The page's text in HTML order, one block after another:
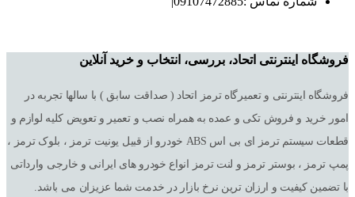
فروشگاه اینترنتی اتحاد، بررسی، انتخاب و خرید آنلاین
فروشگاه اینترنتی و تعمیرگاه ترمز اتحاد ( صداقت سابق ) با سالها تجربه در
امور خرید و فروش تکی و عمده به همراه نصب و تعمیر و تعویض کلیه لوازم و
قطعات سیستم ترمز ای بی اس ABS خودرو از قبیل یونیت ترمز ، بلوک ترمز ،
پمپ ترمز ، بوستر ترمز و لنت ترمز انواع خودرو های ایرانی و خارجی وارداتی
با تضمین کیفیت و ارزان ترین نرخ بازار در خدمت شما عزیزان می باشد.